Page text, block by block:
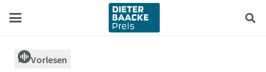
Inhalt
Navigation
Vorlesen